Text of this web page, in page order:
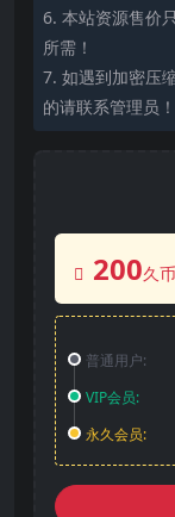
6. 本站资源售价
所需！
7. 如遇到加密压
的请联系管理员！
200久币
普通用户:
VIP会员:
永久会员: